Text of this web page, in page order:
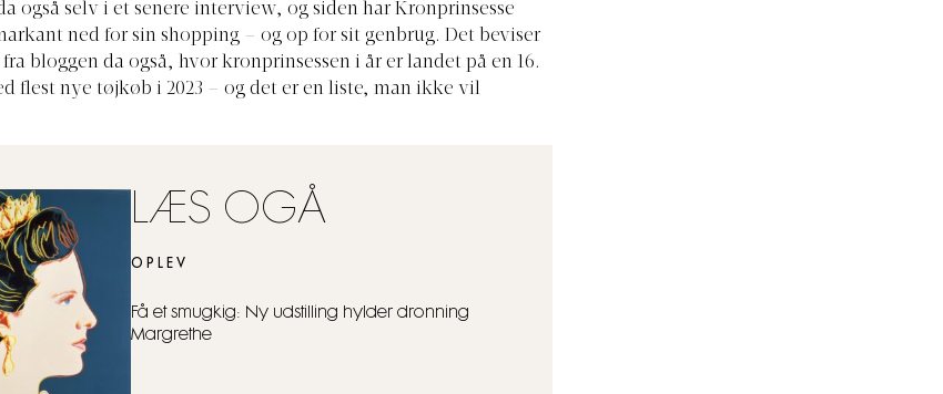
også selv i et senere interview, og siden har Kronprinsesse
ned for sin shopping – og op for sit genbrug. Det beviser
bloggen da også, hvor kronprinsessen i år er landet på en 16.
flest nye tøjkøb i 2023 – og det er en liste, man ikke vil
LÆS OGÅ
OPLEV
Få et smugkig: Ny udstilling hylder dronning
Margrethe